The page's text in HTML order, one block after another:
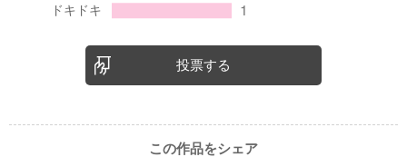
投票する
この作品をシェア